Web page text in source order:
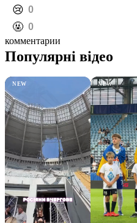
️😢 0
️🤬 0
комментарии